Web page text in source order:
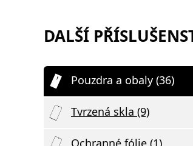
DALŠÍ
Pouzdra a obaly (36)
Tvrzená skla (9)
Ochranné fólie (1)